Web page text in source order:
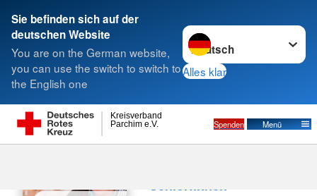
Sie befinden sich auf der
deutschen Website
You are on the German website,
you can use the switch to switch to
the English one
Sprache wechseln zu
Alles klar
Parchim e.V.
Kreisverband
Spenden Menü
Suche
Senior:innen